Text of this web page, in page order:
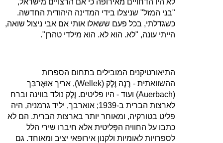
"בני המזל" שניצלו בידי המדינה היהודית החדשה.
כשגדלתי, בכל פעם ששאלו אותי אם אבי ניצול שואה,
הייתי עונה, "לא. הוא לא. הוא מילדי טהרן".
התיאורטיקנים המובילים בתחום הספרות
ההשוואתית ‑ רֶנֶה וֶלֶק (Wellek), אריך אַוּאֶרבַּך
(
Auerbach) ועוד ‑ היו פליטים. וֶלֶק נולד בווינה וברח
לארצות הברית ב‑1939; אוארבך, יליד גרמניה, היה
פליט בטורקיה, ומאוחר יותר בארצות הברית. הם לא
כתבו על החוויה הפְּליטית אלא חיברו שירי הלל
לספרויות לאומיות ולקנון אירופאי יציב ומאוחד. גם